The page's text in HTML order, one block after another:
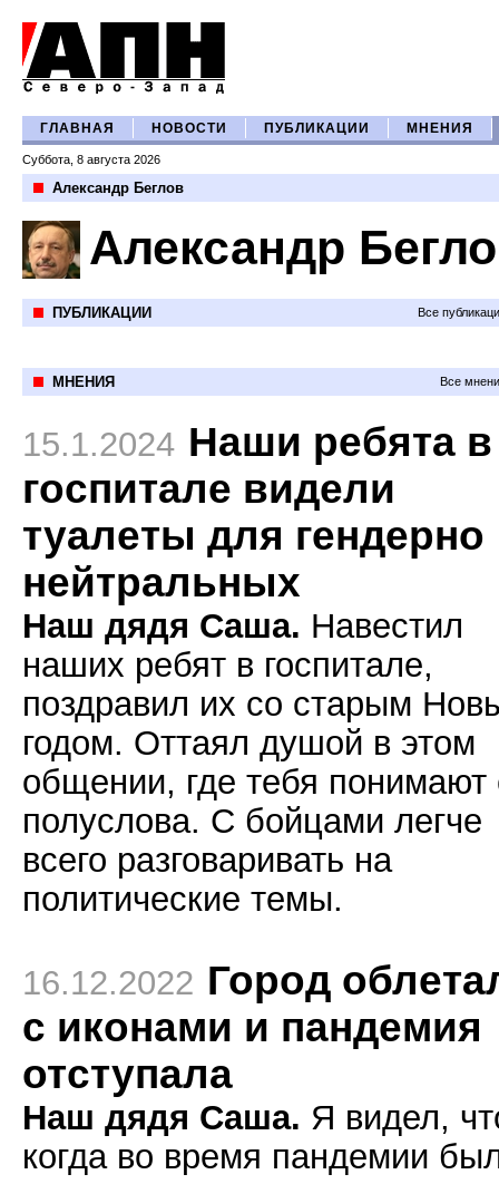
ГЛАВНАЯ НОВОСТИ ПУБЛИКАЦИИ МНЕНИЯ
Суббота, 8 августа 2026
Александр Беглов
Александр
ПУБЛИКАЦИИ Все
МНЕНИЯ Все
15.1.2024 Наши ребята в
госпитале видели
туалеты для гендерно
нейтральных
Наш дядя Саша. Навестил
наших ребят в госпитале,
поздравил их со старым
годом. Оттаял душой в этом
общении, где тебя понимают
полуслова. С бойцами легче
всего разговаривать на
политические темы.
16.12.2022 Город
с иконами и пандемия
отступала
Наш дядя Саша. Я видел,
когда во время пандемии